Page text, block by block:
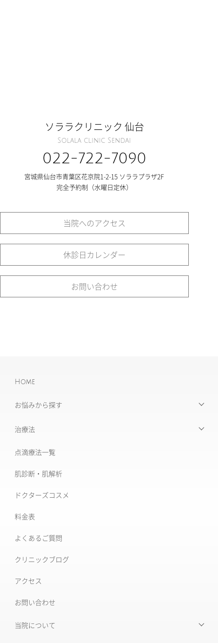
ソララクリニック 仙台
Solala clinic Sendai
022-722-7090
宮城県仙台市青葉区花京院1-2-15 ソララプラザ2F
完全予約制（水曜日定休）
当院へのアクセス
休診日カレンダー
お問い合わせ
Home
お悩みから探す
【お悩みから探す】INDEX
たるみ治療
美肌治療・肌育
シミ取り治療
ニキビ治療専門外来
治療法
治療機器・設備一覧
フォトナ6D/4D
ソフウェーブ
XERF (ザーフ)
ワンダーフェイスプロ
ルビーフラクショナル
肝斑改善集中プラン
HARG＋療法
点滴療法一覧
肌診断・肌解析
ドクターズコスメ
料金表
よくあるご質問
クリニックブログ
アクセス
お問い合わせ
当院について